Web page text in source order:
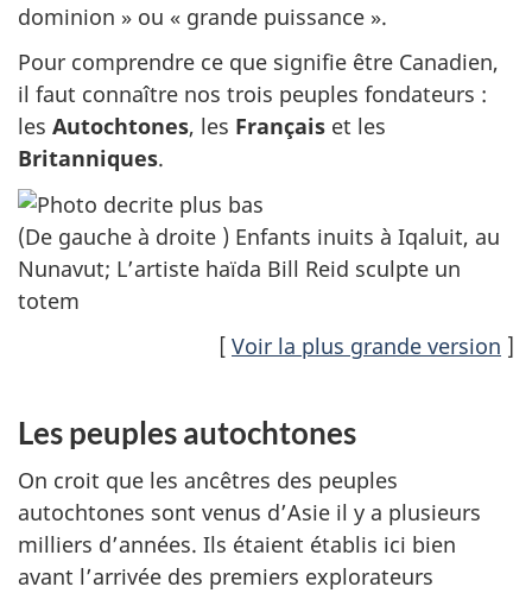
dominion » ou « grande puissance ».
Pour comprendre ce que signifie être Canadien,
il faut connaître nos trois peuples fondateurs :
les Autochtones, les Français et les
Britanniques.
(De gauche à droite ) Enfants inuits à Iqaluit, au
Nunavut; L’artiste haïda Bill Reid sculpte un
totem
[ Voir la plus grande version ]
Les peuples autochtones
On croit que les ancêtres des peuples
autochtones sont venus d’Asie il y a plusieurs
milliers d’années. Ils étaient établis ici bien
avant l’arrivée des premiers explorateurs